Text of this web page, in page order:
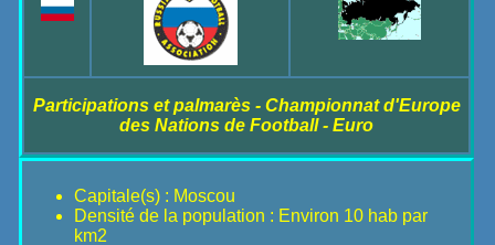
Participations et palmarès - Championnat d'Europe
des Nations de Football - Euro
Capitale(s) : Moscou
Densité de la population : Environ 10 hab par
km2